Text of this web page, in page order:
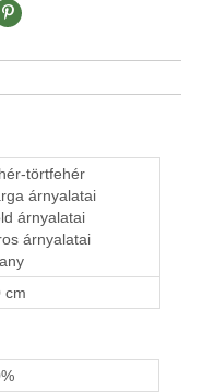
törtfehér
árnyalatai
árnyalatai
árnyalatai
cm